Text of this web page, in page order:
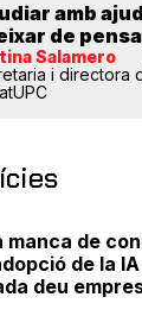
amb
de
Salamero
i directora
manca de
de la
deu